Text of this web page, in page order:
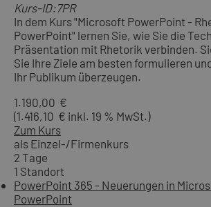
Kurs-ID:7PR
In dem Kurs "Microsoft PowerPoint -
PowerPoint" lernen Sie, wie Sie die
Präsentation mit Rhetorik verbinden.
Sie Ihre Ziele am besten formulieren
Ihr Publikum überzeugen.
1.190,00 €
(1.416,10 € inkl. 19 % MwSt.)
Zum Kurs
als Einzel-/Firmenkurs
2 Tage
1 Standort
PowerPoint 365 - Neuerungen in
PowerPoint